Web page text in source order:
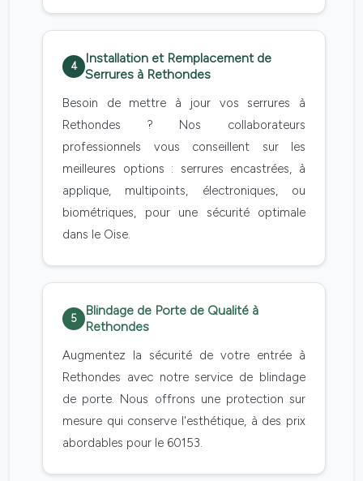
4
Installation et Remplacement de
Serrures à Rethondes
Besoin de mettre à jour vos serrures à
Rethondes ? Nos collaborateurs
professionnels vous conseillent sur les
meilleures options : serrures encastrées, à
applique, multipoints, électroniques, ou
biométriques, pour une sécurité optimale
dans le Oise.
5
Blindage de Porte de Qualité à
Rethondes
Augmentez la sécurité de votre entrée à
Rethondes avec notre service de blindage
de porte. Nous offrons une protection sur
mesure qui conserve l'esthétique, à des prix
abordables pour le 60153.